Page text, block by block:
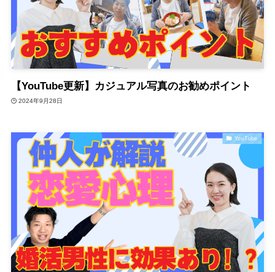
【YouTube更新】カジュアル写真のお勧めポイント
2024年9月28日
YouTube